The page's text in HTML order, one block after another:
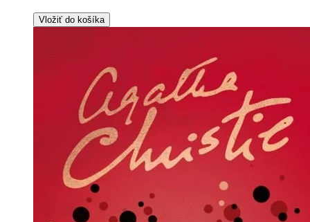
Vložiť do košíka